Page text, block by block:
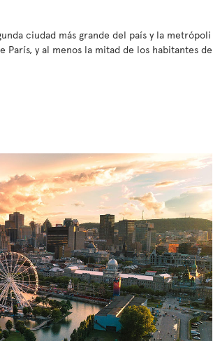
ciudad más grande del país y la metrópoli
y al menos la mitad de los habitantes de